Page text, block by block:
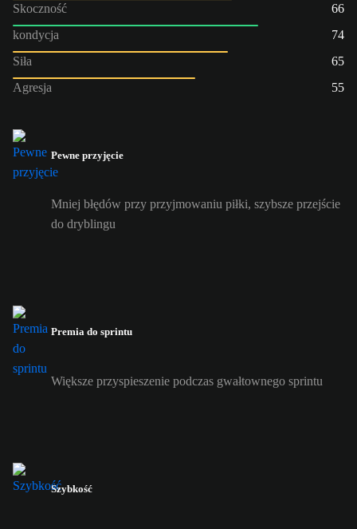
Skoczność
66
kondycja
74
Siła
65
Agresja
55
Pewne przyjęcie
Mniej błędów przy przyjmowaniu piłki, szybsze przejście
do dryblingu
Premia do sprintu
Większe przyspieszenie podczas gwałtownego sprintu
Szybkość